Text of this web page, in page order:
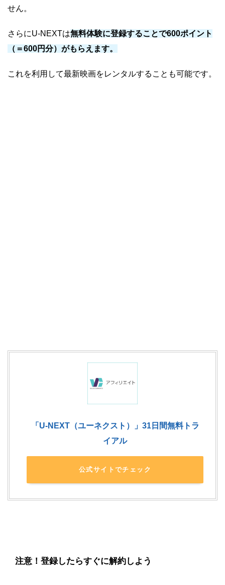
せん。
さらにU-NEXTは無料体験に登録することで600ポイント
（＝600円分）がもらえます。
これを利用して最新映画をレンタルすることも可能です。
「U-NEXT（ユーネクスト）」31日間無料トラ
イアル
公式サイトでチェック
注意！登録したらすぐに解約しよう